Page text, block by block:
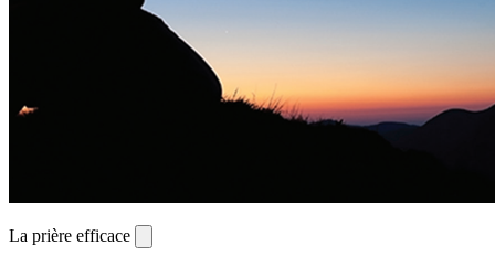
La prière efficace